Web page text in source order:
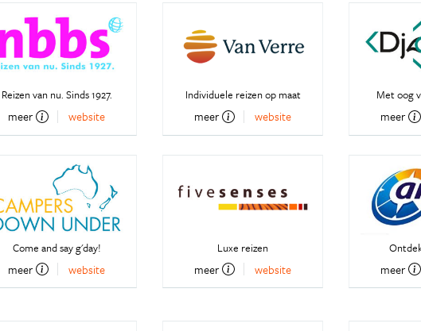
Reizen van nu. Sinds 1927.
meer website
Individuele reizen op maat
meer website
Met oog
meer
Come and say g'day!
meer website
Luxe reizen
meer website meer